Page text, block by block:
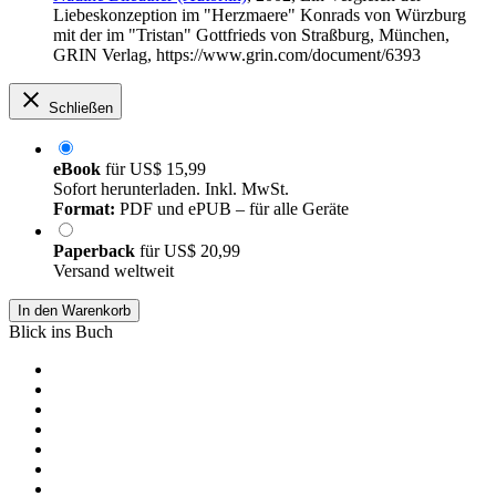
Liebeskonzeption im "Herzmaere" Konrads von Würzburg
mit der im "Tristan" Gottfrieds von Straßburg, München,
GRIN Verlag, https://www.grin.com/document/6393
Schließen
eBook fürUS$ 15,99
Sofort herunterladen. Inkl. MwSt.
Format: PDF und ePUB – für alle Geräte
Paperback fürUS$ 20,99
Versand weltweit
In den Warenkorb
Blick ins Buch